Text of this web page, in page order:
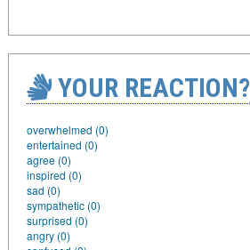
YOUR REACTION?
overwhelmed (0)
entertained (0)
agree (0)
inspired (0)
sad (0)
sympathetic (0)
surprised (0)
angry (0)